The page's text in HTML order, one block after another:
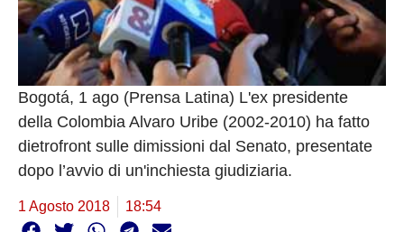
Bogotá, 1 ago (Prensa Latina) L'ex presidente
della Colombia Alvaro Uribe (2002-2010) ha fatto
dietrofront sulle dimissioni dal Senato, presentate
dopo l’avvio di un'inchiesta giudiziaria.
1 Agosto 2018 18:54